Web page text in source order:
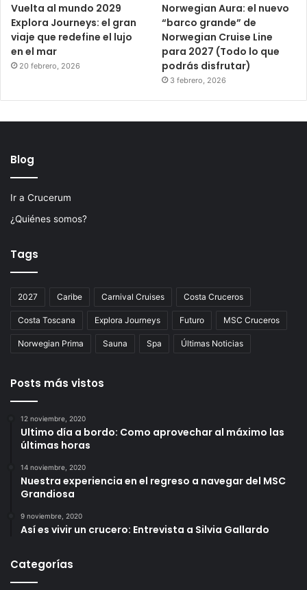
Vuelta al mundo 2029
Explora Journeys: el gran
viaje que redefine el lujo
en el mar
20 febrero, 2026
Norwegian Aura: el nuevo
“barco grande” de
Norwegian Cruise Line
para 2027 (Todo lo que
podrás disfrutar)
3 febrero, 2026
Blog
Ir a Crucerum
¿Quiénes somos?
Tags
2027 Caribe Carnival Cruises Costa Cruceros
Costa Toscana Explora Journeys Futuro MSC Cruceros
Norwegian Prima Sauna Spa Últimas Noticias
Posts más vistos
12 noviembre, 2020
Ultimo día a bordo: Como aprovechar al máximo las
últimas horas
14 noviembre, 2020
Nuestra experiencia en el regreso a navegar del MSC
Grandiosa
9 noviembre, 2020
Así es vivir un crucero: Entrevista a Silvia Gallardo
Categorías